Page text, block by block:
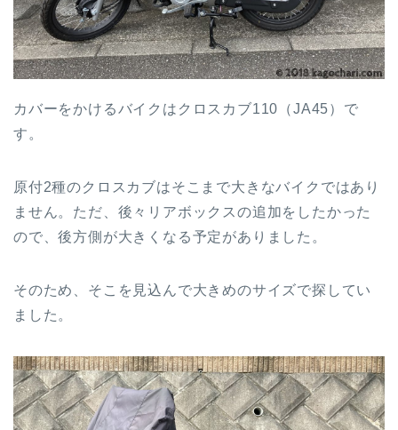
カバーをかけるバイクはクロスカブ110（JA45）で
す。
原付2種のクロスカブはそこまで大きなバイクではあり
ません。ただ、後々リアボックスの追加をしたかった
ので、後方側が大きくなる予定がありました。
そのため、そこを見込んで大きめのサイズで探してい
ました。